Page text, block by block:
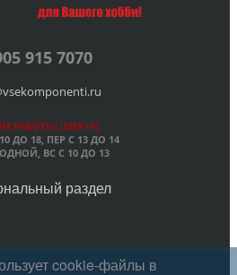
915 7070
РАБОТЫ: (MSK+4)
ДО 18, ПЕРС 13 ДО 14
ВС С 10 ДО 13
раздел
cookie-файлы в